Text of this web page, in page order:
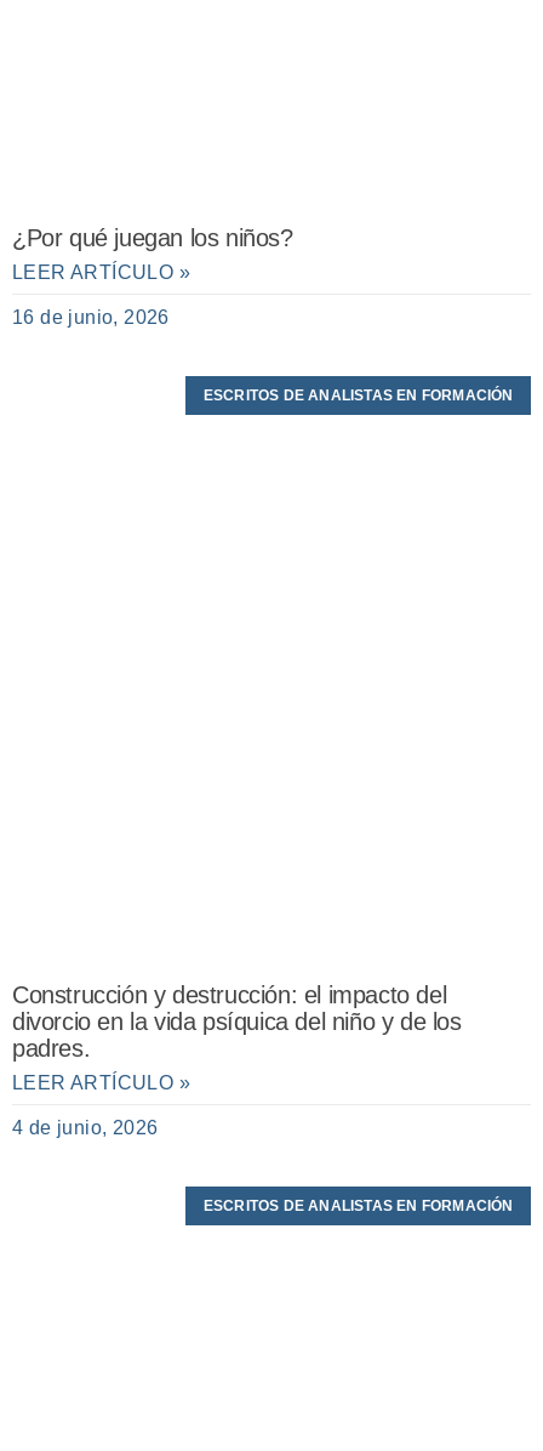
¿Por qué juegan los niños?
LEER ARTÍCULO »
16 de junio, 2026
ESCRITOS DE ANALISTAS EN FORMACIÓN
Construcción y destrucción: el impacto del
divorcio en la vida psíquica del niño y de los
padres.
LEER ARTÍCULO »
4 de junio, 2026
ESCRITOS DE ANALISTAS EN FORMACIÓN